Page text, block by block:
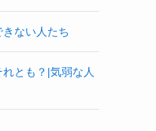
ない人たち
とも？|気弱な人